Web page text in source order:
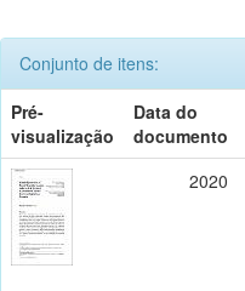
Conjunto de itens:
Pré-
visualização
Data do
documento
2020